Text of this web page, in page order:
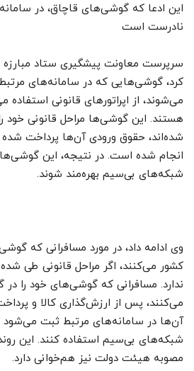
این ادعا که گوشی‌های قاچاق، در
نادرست است
سرپرست معاونت پیشگیری ستاد مبارزه
کرد، گوشی‌هایی که در سامانه‌های
می‌شوند، از اپراتورهای قانونی استفاده
هستند. این گوشی‌ها مراحل قانونی خود
شده‌اند، حقوق ورودی آن‌ها پرداخت
انجام شده است. در نتیجه، این
شبکه‌های بی‌سیم بهره‌مند شوند.
وی ادامه داد، در مورد مسافرانی که
کشور می‌کنند، اگر مراحل قانونی طی
ندارد. مسافرانی که گوشی‌های خود را در
می‌کنند، پس از ارزش‌گذاری کالا و
آن‌ها در سامانه‌های مرتبط ثبت می‌شود
شبکه‌های بی‌سیم استفاده کنند. این
مصوبه هیئت دولت نیز هم‌خوانی دارد.